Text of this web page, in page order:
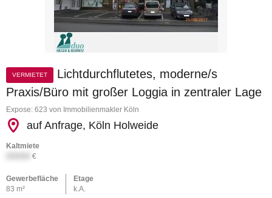
VERMIETET
Lichtdurchflutetes, moderne/s
Praxis/Büro mit großer Loggia in zentraler Lage
Expose: 623 von Immobilienmakler Köln
auf Anfrage, Köln Holweide
Kaltmiete
€
Gewerbefläche
83 m²
Etage
k.A.